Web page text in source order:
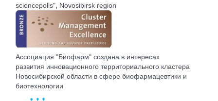
НОВОСТИ
АКТУАЛЬНОЕ
ВСТУПЛЕНИЕ
КОНТАКТЫ
sciencepolis", Novosibirsk region
Ассоциация "Биофарм" создана в интересах
развития инновационного территориального кластера
Новосибирской области в сфере биофармацевтики и
биотехнологии